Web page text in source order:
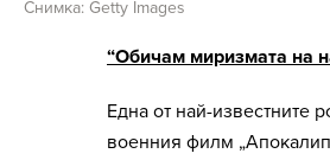
Снимка: Getty Images
“Обичам миризмата на
Една от най-известните
военния филм